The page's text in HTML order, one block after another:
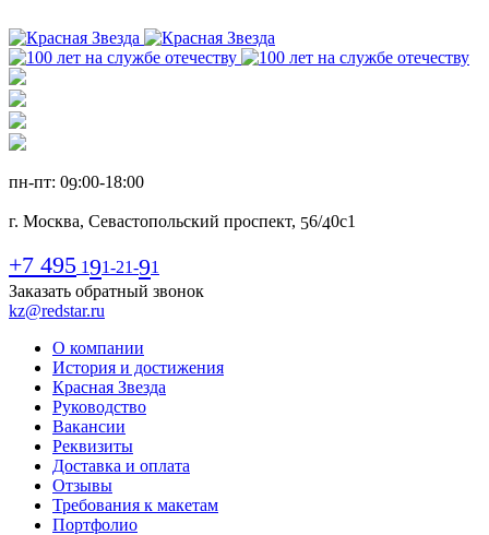
пн-пт: 09:00-18:00
г. Москва, Севастопольский проспект, 56/40с1
+7 495 191-21-91
Заказать обратный звонок
kz@redstar.ru
О компании
История и достижения
Красная Звезда
Руководство
Вакансии
Реквизиты
Доставка и оплата
Отзывы
Требования к макетам
Портфолио